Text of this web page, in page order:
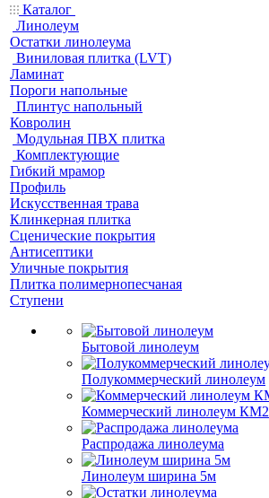
Каталог
Линолеум
Остатки линолеума
Виниловая плитка (LVT)
Ламинат
Пороги напольные
Плинтус напольный
Ковролин
Модульная ПВХ плитка
Комплектующие
Гибкий мрамор
Профиль
Искусственная трава
Клинкерная плитка
Сценические покрытия
Антисептики
Уличные покрытия
Плитка полимернопесчаная
Ступени
Бытовой линолеум
Полукоммерческий линолеум
Коммерческий линолеум КМ2
Распродажа линолеума
Линолеум ширина 5м